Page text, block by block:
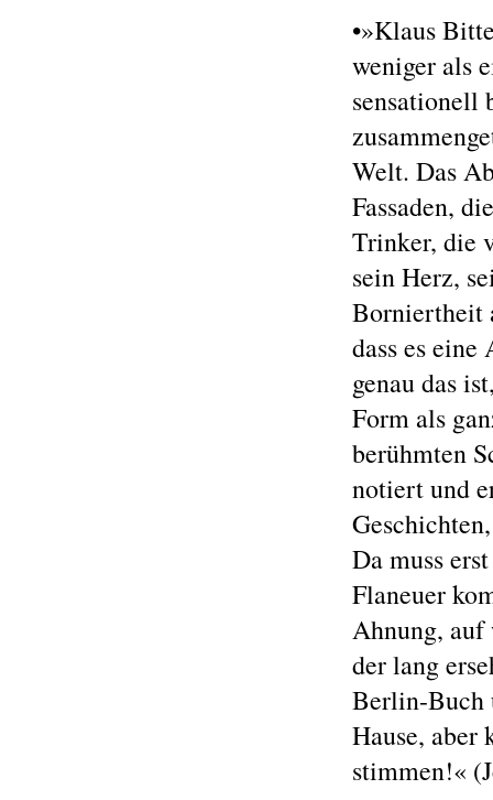
•»Klaus
weniger als
sensationell
Welt. Das
Fassaden,
Trinker, die
sein Herz,
Borniertheit
dass es
genau das
Form als
berühmten
notiert und
Da muss
Flaneuer
Ahnung,
der lang
Berlin-Buch
Hause,
stimmen!«